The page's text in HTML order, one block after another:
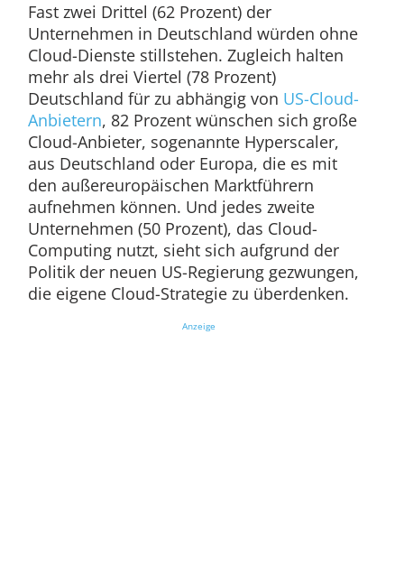
Fast zwei Drittel (62 Prozent) der
Unternehmen in Deutschland würden ohne
Cloud-Dienste stillstehen. Zugleich halten
mehr als drei Viertel (78 Prozent)
Deutschland für zu abhängig von US-Cloud-
Anbietern, 82 Prozent wünschen sich große
Cloud-Anbieter, sogenannte Hyperscaler,
aus Deutschland oder Europa, die es mit
den außereuropäischen Marktführern
aufnehmen können. Und jedes zweite
Unternehmen (50 Prozent), das Cloud-
Computing nutzt, sieht sich aufgrund der
Politik der neuen US-Regierung gezwungen,
die eigene Cloud-Strategie zu überdenken.
Anzeige